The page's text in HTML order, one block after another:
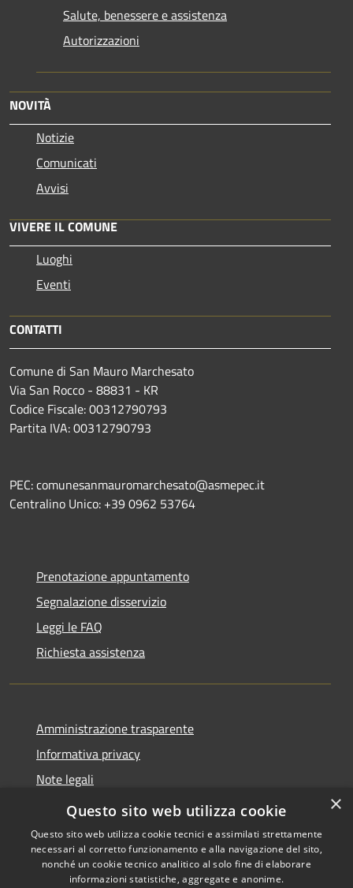
Salute, benessere e assistenza
Autorizzazioni
NOVITÀ
Notizie
Comunicati
Avvisi
VIVERE IL COMUNE
Luoghi
Eventi
CONTATTI
Comune di San Mauro Marchesato
Via San Rocco - 88831 - KR
Codice Fiscale: 00312790793
Partita IVA: 00312790793
PEC: comunesanmauromarchesato@asmepec.it
Centralino Unico: +39 0962 53764
Prenotazione appuntamento
Segnalazione disservizio
Leggi le FAQ
Richiesta assistenza
Amministrazione trasparente
Informativa privacy
Note legali
Dichiarazione di accessibilità
Copyright © 2026 • Comune di
×
Questo sito web utilizza cookie
Questo sito web utilizza cookie tecnici e assimilati strettamente
necessari al corretto funzionamento e alla navigazione del sito,
nonché un cookie tecnico analitico al solo fine di elaborare
informazioni statistiche, aggregate e anonime.